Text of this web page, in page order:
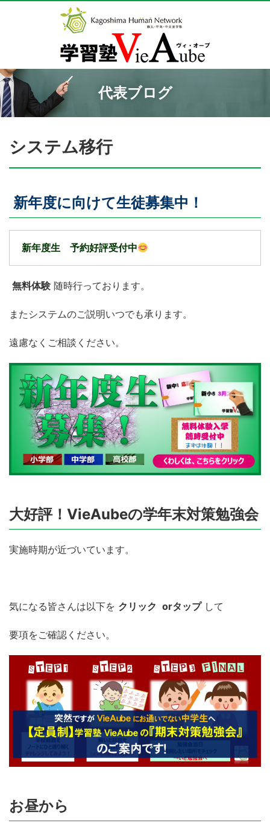
代表ブログ
システム移行
新年度に向けて生徒募集中！
新年度生 予約好評受付中
無料体験 随時行っております。
またシステムのご説明いつでも承ります。
遠慮なくご相談ください。
大好評！VieAubeの学年末対策勉強会
実施時期が近づいています。
気になる皆さんは以下を クリック orタップ して
要項をご確認ください。
お昼から